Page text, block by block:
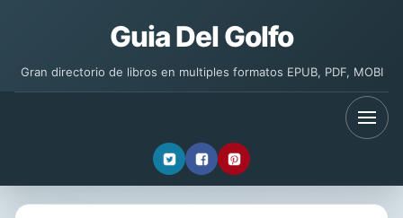
Guia Del Golfo
Gran directorio de libros en multiples formatos EPUB, PDF, MOBI